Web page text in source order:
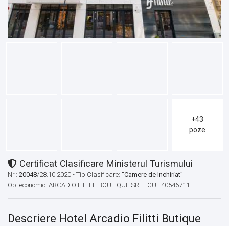
+43
poze
Certificat Clasificare Ministerul Turismului
Nr.: 20048/28.10.2020 - Tip Clasificare: "Camere de Inchiriat"
Op. economic: ARCADIO FILITTI BOUTIQUE SRL | CUI: 40546711
Descriere Hotel Arcadio Filitti Butique